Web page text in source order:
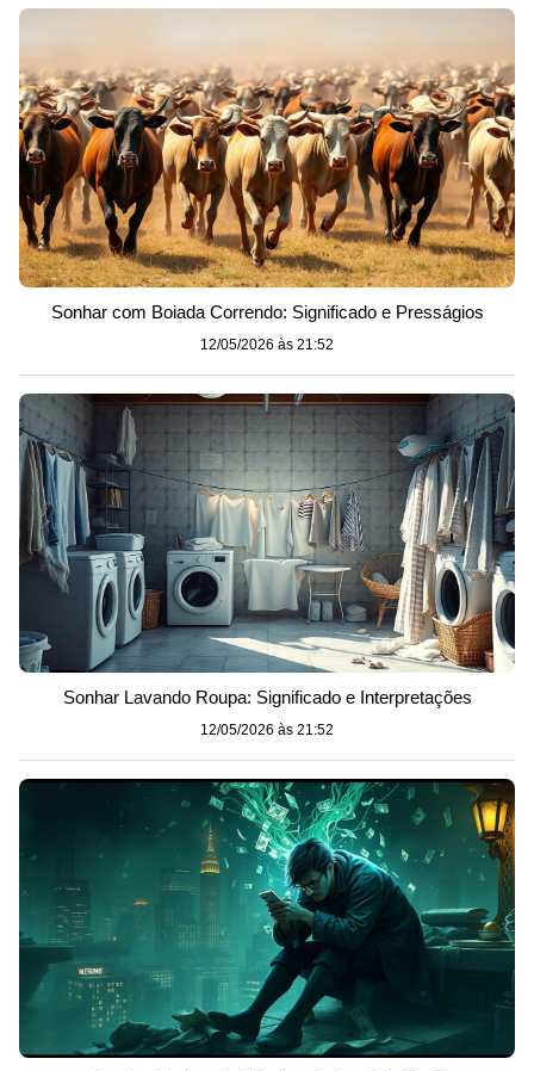
Sonhar com Boiada Correndo: Significado e Presságios
12/05/2026 às 21:52
Sonhar Lavando Roupa: Significado e Interpretações
12/05/2026 às 21:52